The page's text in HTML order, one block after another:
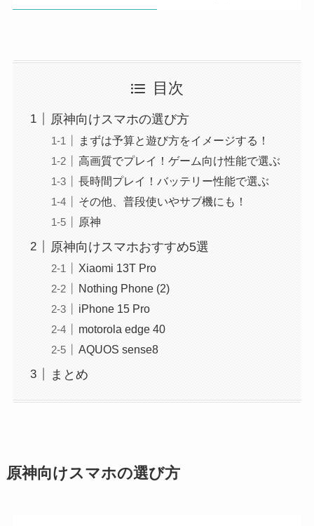
目次
原神向けスマホの選び方
まずは予算と遊び方をイメージする！
高画質でプレイ！ゲーム向け性能で選ぶ
長時間プレイ！バッテリー性能で選ぶ
その他、普段使いやサブ機にも！
原神
原神向けスマホおすすめ5選
Xiaomi 13T Pro
Nothing Phone (2)
iPhone 15 Pro
motorola edge 40
AQUOS sense8
まとめ
原神向けスマホの選び方